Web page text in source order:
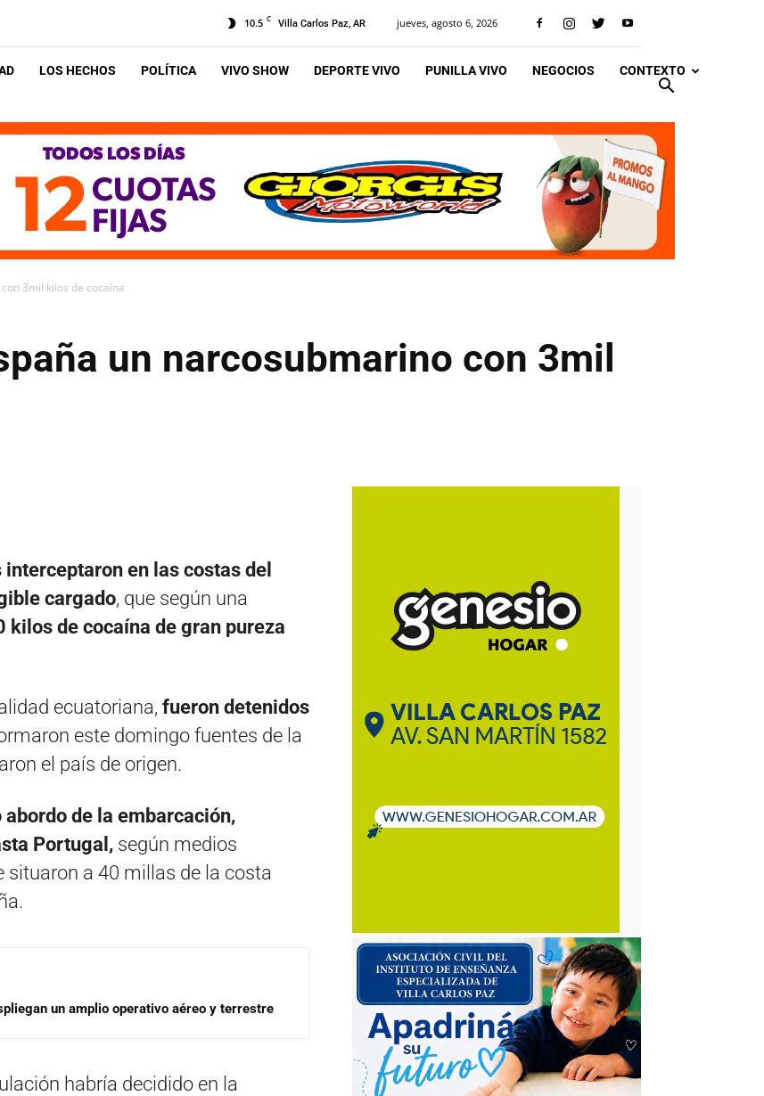
10.5 C Villa Carlos Paz, AR jueves, agosto 6, 2026
LOS HECHOS POLÍTICA VIVO SHOW DEPORTE VIVO PUNILLA VIVO NEGOCIOS CONTEXTO
3mil kilos de cocaína
un narcosubmarino con 3mil
en las costas del
cargado, que según una
kilos de cocaína de gran pureza
ecuatoriana, fueron detenidos
este domingo fuentes de la
el país de origen.
de la embarcación,
Portugal, según medios
situaron a 40 millas de la costa
un amplio operativo aéreo y terrestre
habría decidido en la